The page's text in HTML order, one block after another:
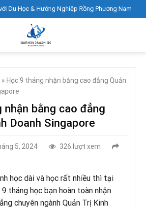
Du Học & Hướng Nghiệp Rồng Phương Nam
» Học 9 tháng nhận bằng cao đẳng Quản
nhận bằng cao đẳng
Doanh Singapore
5, 2024
326 lượt xem
học dài và học rất nhiều thì tại
tháng học bạn hoàn toàn nhận
chuyên ngành Quản Trị Kinh